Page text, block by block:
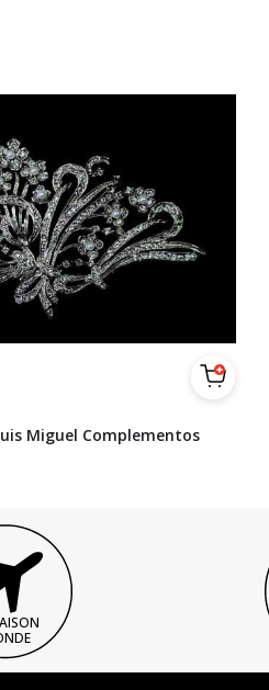
Miguel Complementos